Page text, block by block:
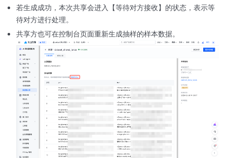
若生成成功，本次共享会进入【等待对方接收】的状态，表示等
待对方进行处理。
共享方也可在控制台页面重新生成抽样的样本数据。